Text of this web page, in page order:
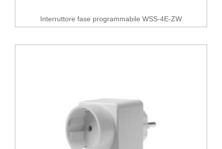
Interruttore fase programmabile WSS-4E-ZW